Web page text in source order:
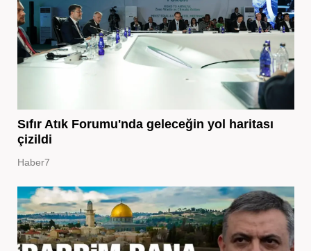
Sıfır Atık Forumu'nda geleceğin yol haritası
çizildi
Haber7